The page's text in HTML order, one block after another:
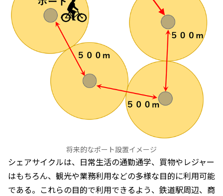
将来的なポート設置イメージ
シェアサイクルは、日常生活の通勤通学、買物やレジャー
はもちろん、観光や業務利用などの多様な目的に利用可能
である。これらの目的で利用できるよう、鉄道駅周辺、商